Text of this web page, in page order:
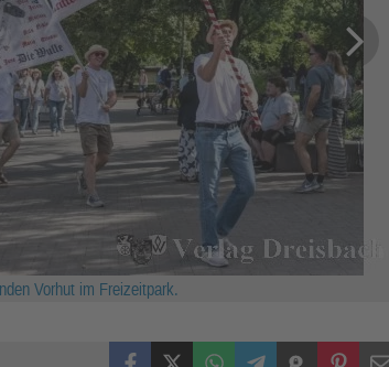
Vorhut im Freizeitpark.
FacebookX (Twitter)WhatsAppTelegramThreemaPinterestMail